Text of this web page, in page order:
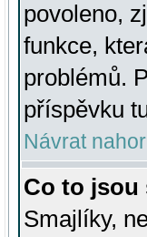
povoleno,
funkce,
problémů.
příspěvku
Návrat
Co to jsou
Smajlíky,